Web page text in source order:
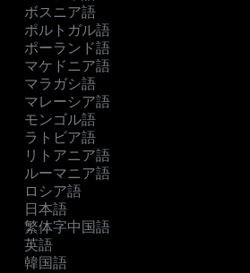
ボスニア語
ポルトガル語
ポーランド語
マケドニア語
マラガシ語
マレーシア語
モンゴル語
ラトビア語
リトアニア語
ルーマニア語
ロシア語
日本語
繁体字中国語
英語
韓国語